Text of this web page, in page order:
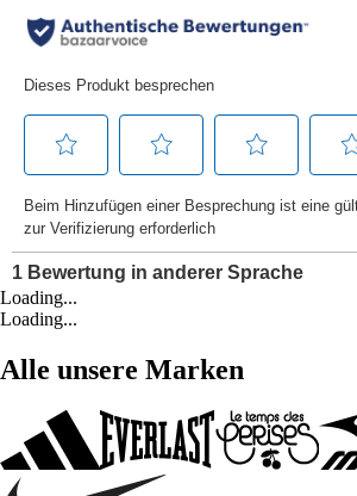
Loading...
Loading...
Alle unsere Marken